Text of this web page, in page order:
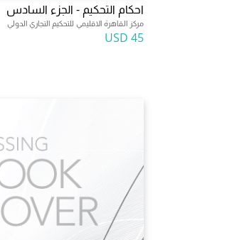
احكام التحكيم - الجزء السادس
مركز القاهرة الاقليمي للتحكيم التجاري الدولي
45 USD